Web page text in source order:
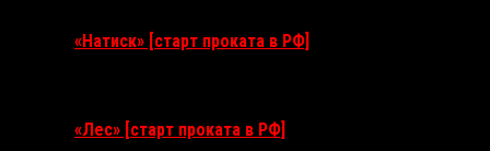
«Натиск» [старт проката в РФ]
«Лес» [старт проката в РФ]